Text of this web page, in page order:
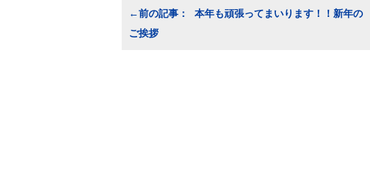
ナ
本年も頑張ってまいります！！新年の
ご挨拶